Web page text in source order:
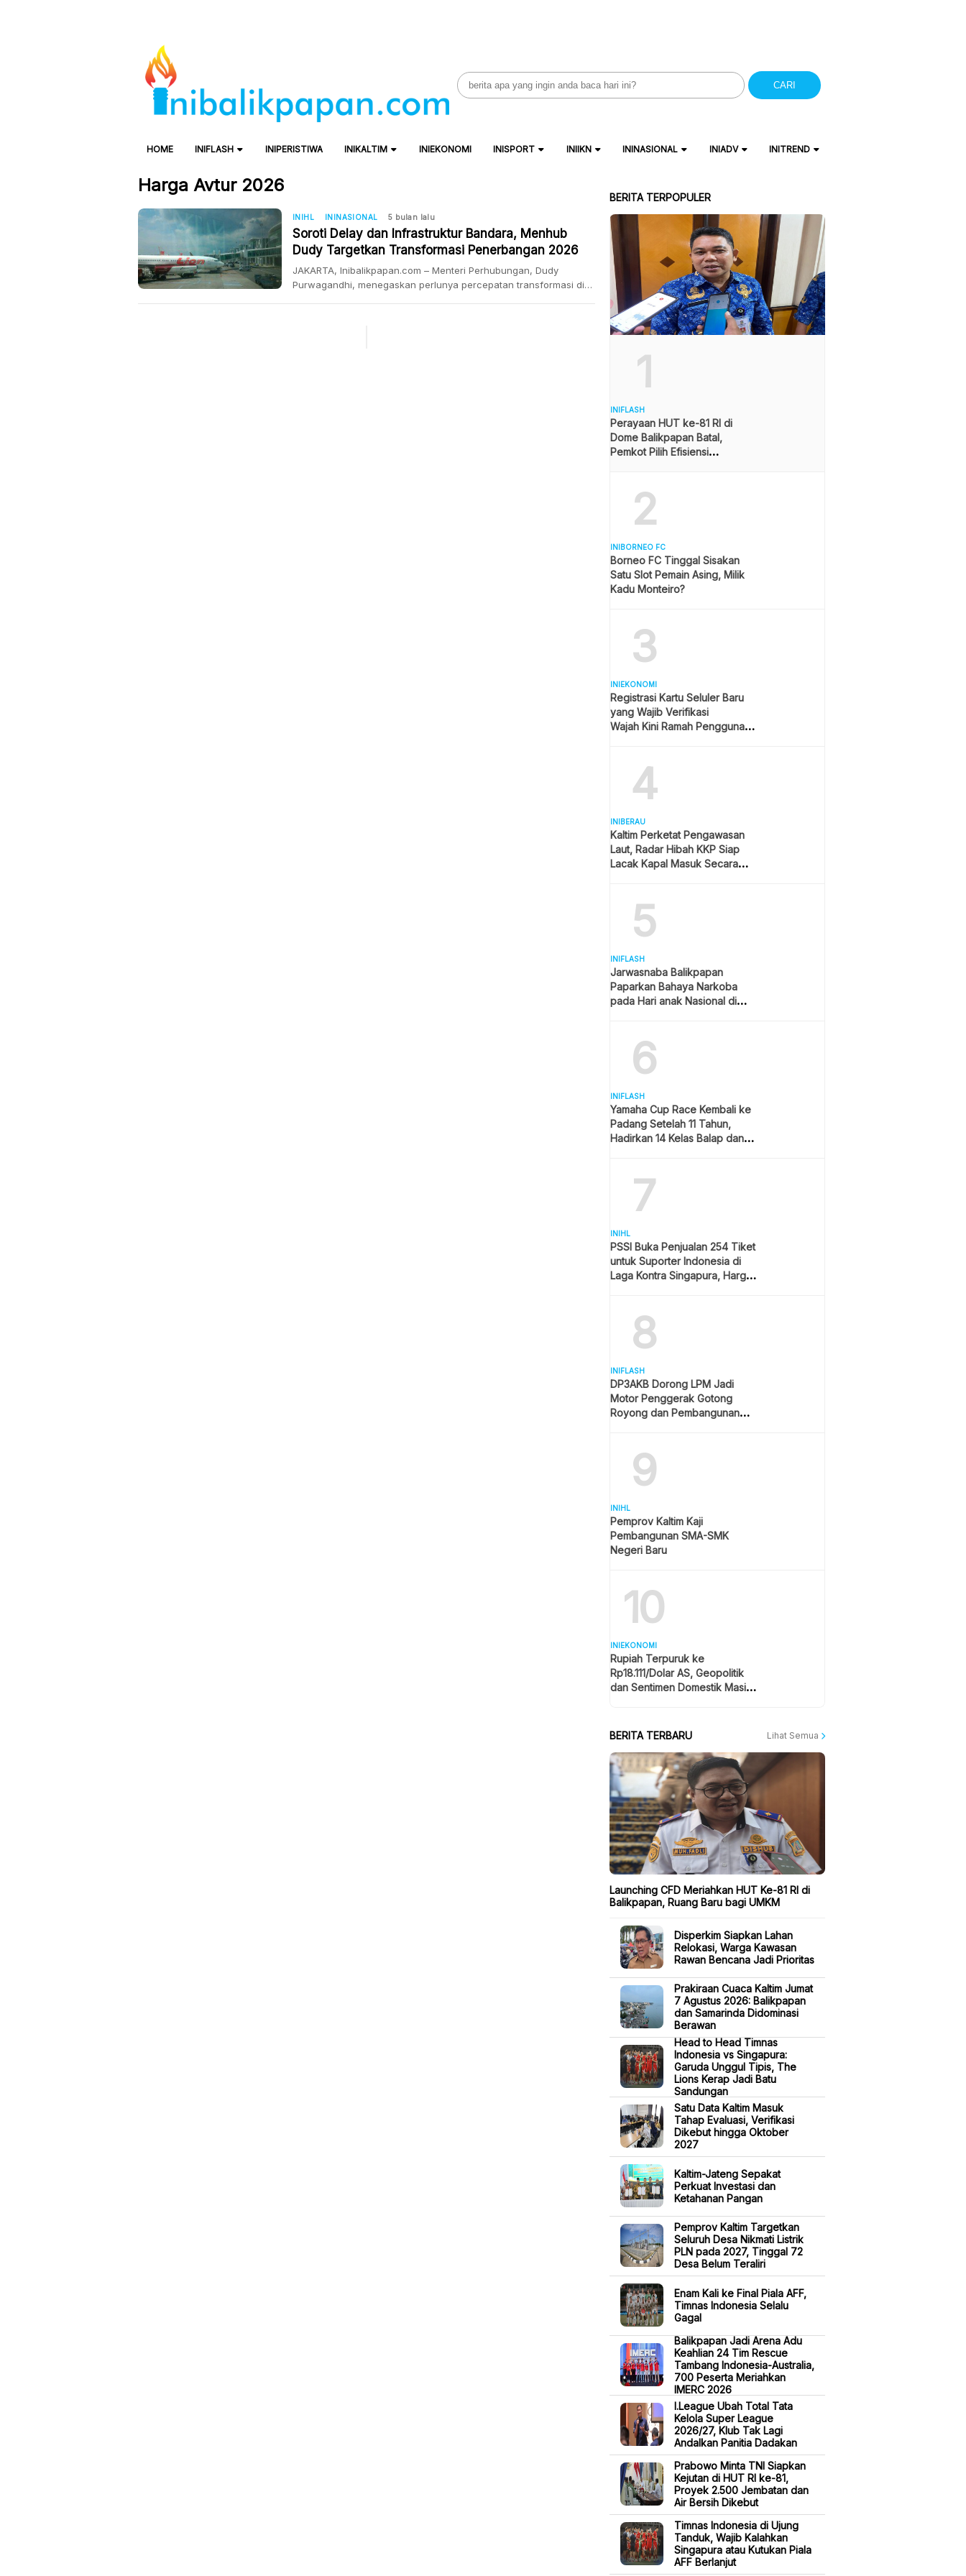
Search
for:
CARI
HOME INIFLASH INIPERISTIWA INIKALTIM INIEKONOMI INISPORT INIIKN ININASIONAL INIADV INITREND
Harga Avtur 2026
INIHL ININASIONAL 5 bulan lalu
Soroti Delay dan Infrastruktur Bandara, Menhub
Dudy Targetkan Transformasi Penerbangan 2026
JAKARTA, Inibalikpapan.com – Menteri Perhubungan, Dudy
Purwagandhi, menegaskan perlunya percepatan transformasi di
BERITA TERPOPULER
1
INIFLASH
Perayaan HUT ke-81 RI di
Dome Balikpapan Batal,
Pemkot Pilih Efisiensi
2
INIBORNEO FC
Borneo FC Tinggal Sisakan
Satu Slot Pemain Asing, Milik
Kadu Monteiro?
3
INIEKONOMI
Registrasi Kartu Seluler Baru
yang Wajib Verifikasi
Wajah Kini Ramah Pengguna
4
INIBERAU
Kaltim Perketat Pengawasan
Laut, Radar Hibah KKP Siap
Lacak Kapal Masuk Secara
5
INIFLASH
Jarwasnaba Balikpapan
Paparkan Bahaya Narkoba
pada Hari anak Nasional di
6
INIFLASH
Yamaha Cup Race Kembali ke
Padang Setelah 11 Tahun,
Hadirkan 14 Kelas Balap dan
7
INIHL
PSSI Buka Penjualan 254 Tiket
untuk Suporter Indonesia di
Laga Kontra Singapura, Harga
8
INIFLASH
DP3AKB Dorong LPM Jadi
Motor Penggerak Gotong
Royong dan Pembangunan
9
INIHL
Pemprov Kaltim Kaji
Pembangunan SMA-SMK
Negeri Baru
10
INIEKONOMI
Rupiah Terpuruk ke
Rp18.111/Dolar AS, Geopolitik
dan Sentimen Domestik Masih
BERITA TERBARU Lihat Semua
Launching CFD Meriahkan HUT Ke-81 RI di
Balikpapan, Ruang Baru bagi UMKM
Disperkim Siapkan Lahan
Relokasi, Warga Kawasan
Rawan Bencana Jadi Prioritas
Prakiraan Cuaca Kaltim Jumat
7 Agustus 2026: Balikpapan
dan Samarinda Didominasi
Berawan
Head to Head Timnas
Indonesia vs Singapura:
Garuda Unggul Tipis, The
Lions Kerap Jadi Batu
Sandungan
Satu Data Kaltim Masuk
Tahap Evaluasi, Verifikasi
Dikebut hingga Oktober
2027
Kaltim-Jateng Sepakat
Perkuat Investasi dan
Ketahanan Pangan
Pemprov Kaltim Targetkan
Seluruh Desa Nikmati Listrik
PLN pada 2027, Tinggal 72
Desa Belum Teraliri
Enam Kali ke Final Piala AFF,
Timnas Indonesia Selalu
Gagal
Balikpapan Jadi Arena Adu
Keahlian 24 Tim Rescue
Tambang Indonesia-Australia,
700 Peserta Meriahkan
IMERC 2026
I.League Ubah Total Tata
Kelola Super League
2026/27, Klub Tak Lagi
Andalkan Panitia Dadakan
Prabowo Minta TNI Siapkan
Kejutan di HUT RI ke-81,
Proyek 2.500 Jembatan dan
Air Bersih Dikebut
Timnas Indonesia di Ujung
Tanduk, Wajib Kalahkan
Singapura atau Kutukan Piala
AFF Berlanjut